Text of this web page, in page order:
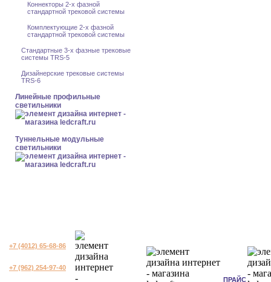
Коннекторы 2-x фазной
стандартной трековой системы
Комплектующие 2-x фазной
стандартной трековой системы
Стандартные 3-x фазные трековые
системы TRS-5
Дизайнерские трековые системы
TRS-6
Линейные профильные
светильники
Туннельные модульные
светильники
+7 (4012) 65-68-86
+7 (962) 254-97-40
ПРАЙС